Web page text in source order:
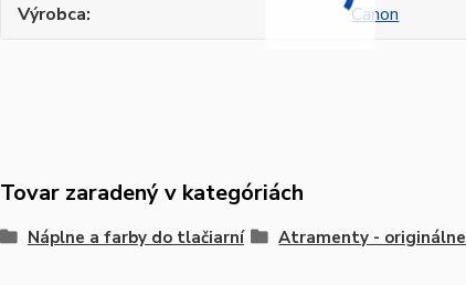
Výrobca Canon
Tovar zaradený v kategóriách
Náplne a farby do tlačiarní Atramenty - originálne